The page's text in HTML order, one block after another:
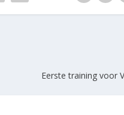
Eerste training voor